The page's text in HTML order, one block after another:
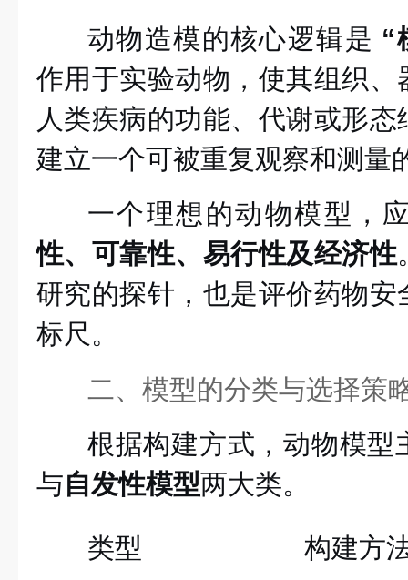
动物造模的核心逻辑是 “
作用于实验动物，使其组织
人类疾病的功能、代谢或形
建立一个可被重复观察和测量
一个理想的动物模型，
性、可靠性、易行性及经济性
研究的探针，也是评价药物
标尺。
二、模型的分类与选择策
根据构建方式，动物模型
与自发性模型两大类。
类型 构建方